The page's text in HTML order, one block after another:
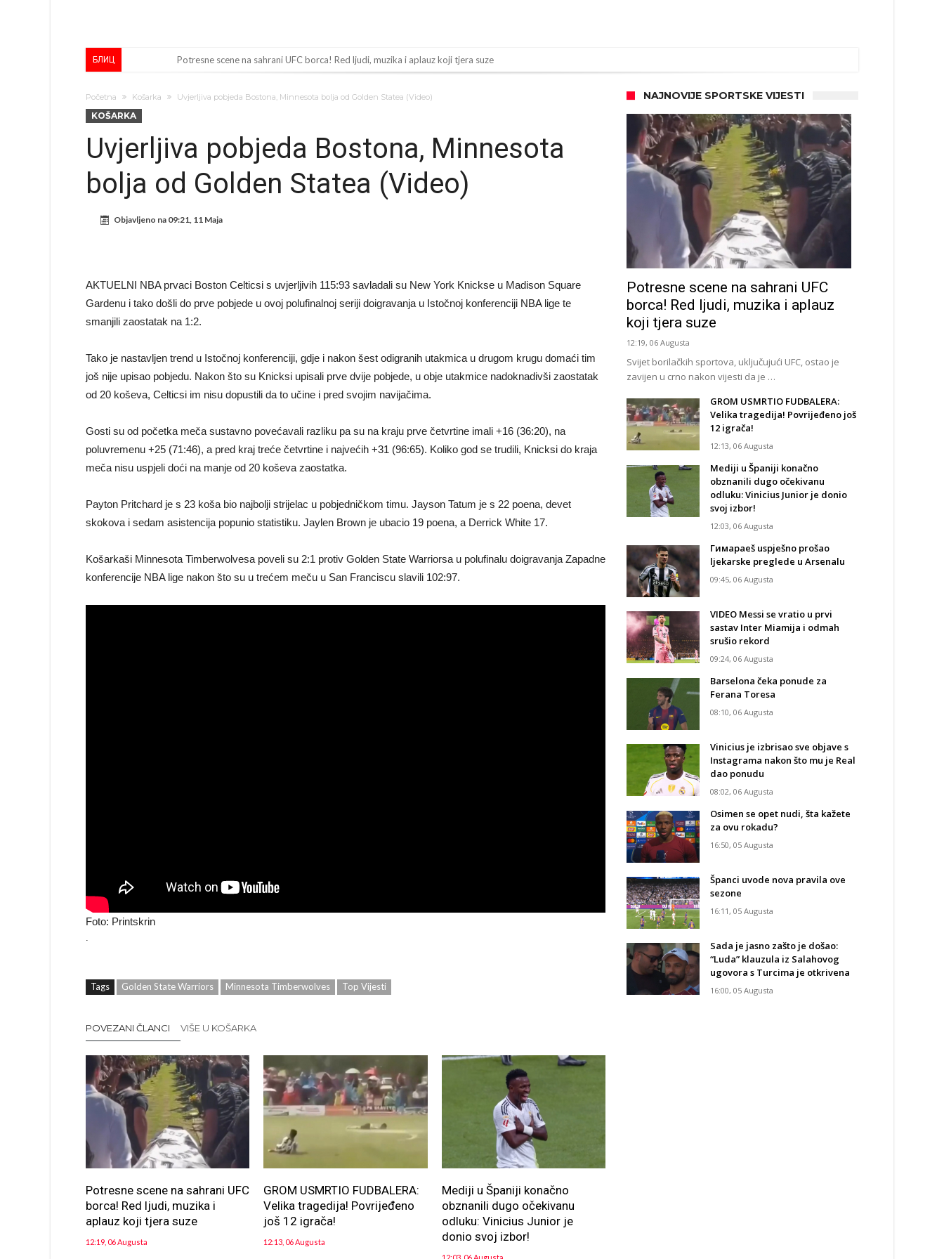
БЛИЦ Potresne scene na sahrani UFC borca! Red ljudi, muzika i aplauz koji tjera suze
VIDEO Messi se vratio u prvi sastav Inter Miamija i odmah srušio rekord
Barselona čeka ponude za Ferana Toresa
Vinicius je izbrisao sve objave s Instagrama nakon što mu je Real dao ponudu
Osimen se opet nudi, šta kažete za ovu rokadu?
Početna Košarka Uvjerljiva pobjeda Bostona, Minnesota bolja od Golden Statea (Video)
KOŠARKA
Uvjerljiva pobjeda Bostona, Minnesota
bolja od Golden Statea (Video)
Objavljeno na 09:21, 11 Maja
AKTUELNI NBA prvaci Boston Celticsi s uvjerljivih 115:93 savladali su New York Knickse u Madison Square
Gardenu i tako došli do prve pobjede u ovoj polufinalnoj seriji doigravanja u Istočnoj konferenciji NBA lige te
smanjili zaostatak na 1:2.
Tako je nastavljen trend u Istočnoj konferenciji, gdje i nakon šest odigranih utakmica u drugom krugu domaći tim
još nije upisao pobjedu. Nakon što su Knicksi upisali prve dvije pobjede, u obje utakmice nadoknadivši zaostatak
od 20 koševa, Celticsi im nisu dopustili da to učine i pred svojim navijačima.
Gosti su od početka meča sustavno povećavali razliku pa su na kraju prve četvrtine imali +16 (36:20), na
poluvremenu +25 (71:46), a pred kraj treće četvrtine i najvećih +31 (96:65). Koliko god se trudili, Knicksi do kraja
meča nisu uspjeli doći na manje od 20 koševa zaostatka.
Payton Pritchard je s 23 koša bio najbolji strijelac u pobjedničkom timu. Jayson Tatum je s 22 poena, devet
skokova i sedam asistencija popunio statistiku. Jaylen Brown je ubacio 19 poena, a Derrick White 17.
Košarkaši Minnesota Timberwolvesa poveli su 2:1 protiv Golden State Warriorsa u polufinalu doigravanja Zapadne
konferencije NBA lige nakon što su u trećem meču u San Franciscu slavili 102:97.
Foto: Printskrin
.
Tags Golden State Warriors Minnesota Timberwolves Top Vijesti
POVEZANI ČLANCI VIŠE U KOŠARKA
Potresne scene na sahrani UFC
borca! Red ljudi, muzika i
aplauz koji tjera suze
12:19, 06 Augusta
GROM USMRTIO FUDBALERA:
Velika tragedija! Povrijeđeno
još 12 igrača!
12:13, 06 Augusta
Mediji u Španiji konačno
obznanili dugo očekivanu
odluku: Vinicius Junior je
donio svoj izbor!
12:03, 06 Augusta
NAJNOVIJE SPORTSKE VIJESTI
Potresne scene na sahrani UFC
borca! Red ljudi, muzika i aplauz
koji tjera suze
12:19, 06 Augusta
Svijet borilačkih sportova, uključujući UFC, ostao je
zavijen u crno nakon vijesti da je …
GROM USMRTIO FUDBALERA:
Velika tragedija! Povrijeđeno još
12 igrača!
12:13, 06 Augusta
Mediji u Španiji konačno
obznanili dugo očekivanu
odluku: Vinicius Junior je donio
svoj izbor!
12:03, 06 Augusta
Гимараeš uspješno prošao
ljekarske preglede u Arsenalu
09:45, 06 Augusta
VIDEO Messi se vratio u prvi
sastav Inter Miamija i odmah
srušio rekord
09:24, 06 Augusta
Barselona čeka ponude za
Ferana Toresa
08:10, 06 Augusta
Vinicius je izbrisao sve objave s
Instagrama nakon što mu je Real
dao ponudu
08:02, 06 Augusta
Osimen se opet nudi, šta kažete
za ovu rokadu?
16:50, 05 Augusta
Španci uvode nova pravila ove
sezone
16:11, 05 Augusta
Sada je jasno zašto je došao:
“Luda” klauzula iz Salahovog
ugovora s Turcima je otkrivena
16:00, 05 Augusta